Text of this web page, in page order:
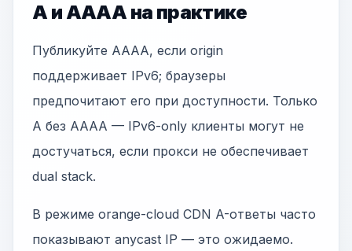
A и AAAA на практике
Публикуйте AAAA, если origin
поддерживает IPv6; браузеры
предпочитают его при доступности. Только
A без AAAA — IPv6-only клиенты могут не
достучаться, если прокси не обеспечивает
dual stack.
В режиме orange-cloud CDN A-ответы часто
показывают anycast IP — это ожидаемо.